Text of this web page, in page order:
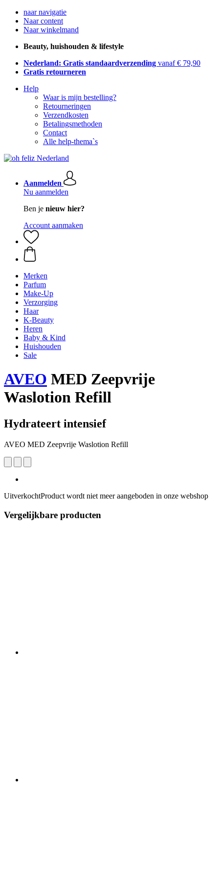
naar navigatie
Naar content
Naar winkelmand
Beauty, huishouden & lifestyle
Nederland: Gratis standaardverzending vanaf € 79,90
Gratis retourneren
Help
Waar is mijn bestelling?
Retourneringen
Verzendkosten
Betalingsmethoden
Contact
Alle help-thema`s
Aanmelden
Nu aanmelden
Ben je nieuw hier?
Account aanmaken
Merken
Parfum
Make-Up
Verzorging
Haar
K-Beauty
Heren
Baby & Kind
Huishouden
Sale
AVEO MED Zeepvrije
Waslotion Refill
Hydrateert intensief
AVEO MED Zeepvrije Waslotion Refill
UitverkochtProduct wordt niet meer aangeboden in onze webshop
Vergelijkbare producten